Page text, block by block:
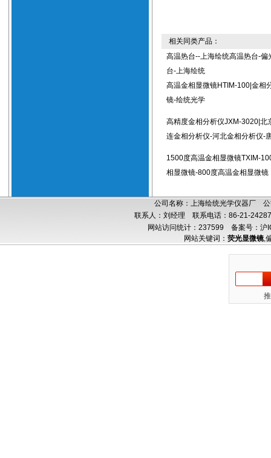
相关同类产品：
高温热台--上海绘统高温热台-偏
台-上海绘统
高温金相显微镜HTIM-100|金相
镜-绘统光学
高精度金相分析仪JXM-3020|北
连金相分析仪-河北金相分析仪-
1500度高温金相显微镜TXIM-
相显微镜-800度高温金相显微镜
公司名称：上海绘统光学仪器厂
联系人：刘经理 联系电话：86-21-
网站访问统计：237599 备案号：沪
网站关键词： 荧光显微镜,